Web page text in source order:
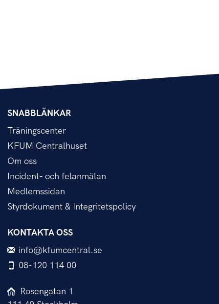
SNABBLÄNKAR
Träningscenter
KFUM Centralhuset
Om oss
Incident- och felanmälan
Medlemssidan
Styrdokument & Integritetspolicy
KONTAKTA OSS
info@kfumcentral.se
08-120 114 00
Rosengatan 1